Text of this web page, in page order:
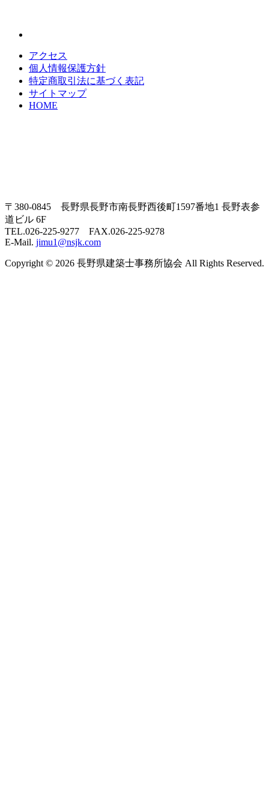
アクセス
個人情報保護方針
特定商取引法に基づく表記
サイトマップ
HOME
〒380-0845 長野県長野市南長野西後町1597番地1 長野表参
道ビル 6F
TEL.026-225-9277 FAX.026-225-9278
E-Mail. jimu1@nsjk.com
Copyright © 2026 長野県建築士事務所協会 All Rights Reserved.